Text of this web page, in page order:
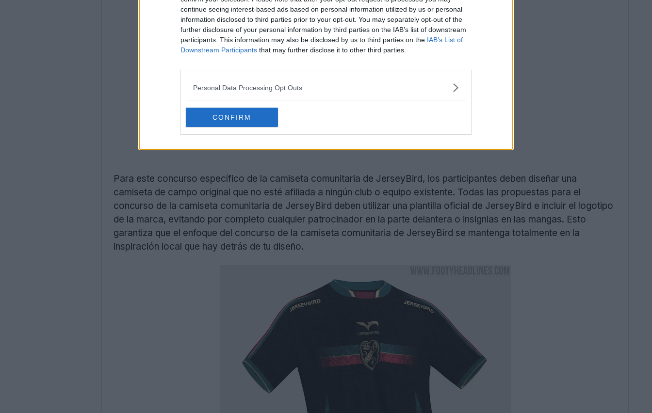
continue seeing interest-based ads based on personal information utilized by us or personal
information disclosed to third parties prior to your opt-out. You may separately opt-out of the
further disclosure of your personal information by third parties on the IAB’s list of downstream
participants. This information may also be disclosed by us to third parties on the IAB’s List of
Downstream Participants that may further disclose it to other third parties.
Personal Data Processing Opt Outs
CONFIRM
Para este concurso específico de la camiseta comunitaria de JerseyBird, los participantes deben diseñar una
camiseta de campo original que no esté afiliada a ningún club o equipo existente. Todas las propuestas para el
concurso de la camiseta comunitaria de JerseyBird deben utilizar una plantilla oficial de JerseyBird e incluir el logotipo
de la marca, evitando por completo cualquier patrocinador en la parte delantera o insignias en las mangas. Esto
garantiza que el enfoque del concurso de la camiseta comunitaria de JerseyBird se mantenga totalmente en la
inspiración local que hay detrás de tu diseño.